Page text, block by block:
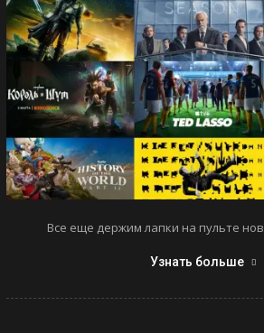
Все еще держим лапки на пульте
Узнать больше